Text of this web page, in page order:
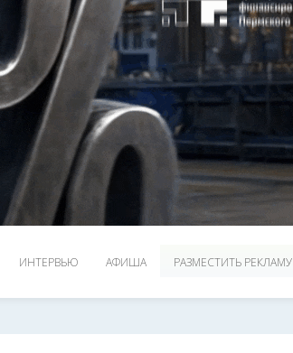
ИНТЕРВЬЮ АФИША РАЗМЕСТИТЬ РЕКЛАМУ